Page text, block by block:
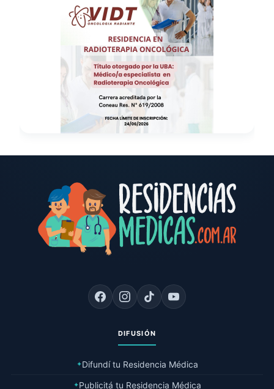
DIFUSIÓN
✦Difundí tu Residencia Médica
✦Publicitá tu Residencia Médica